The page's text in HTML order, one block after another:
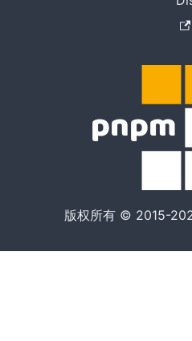
版权所有 © 2015-